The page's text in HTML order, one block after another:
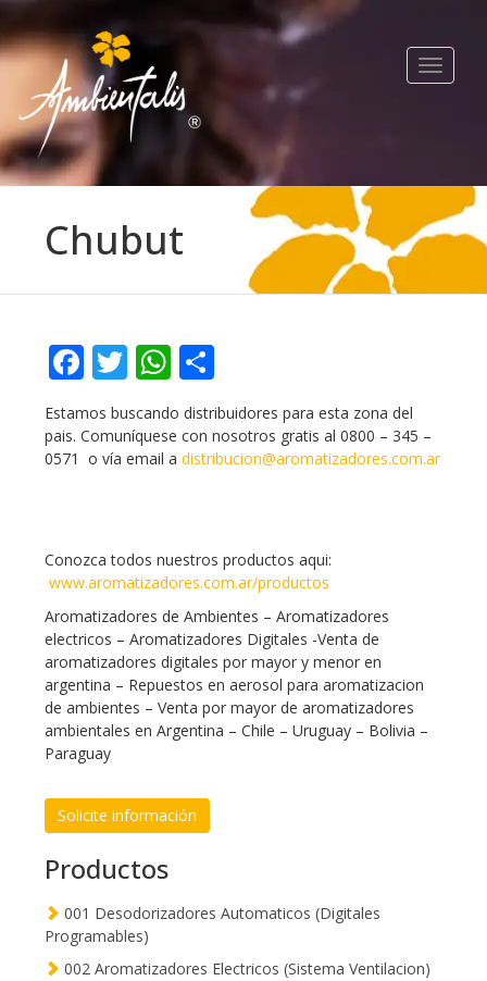
Toggle
Chubut
Facebook
TwitterWhatsApp
Estamos buscando distribuidores para esta zona del
pais. Comuníquese con nosotros gratis al 0800 – 345 –
0571 o vía email a distribucion@aromatizadores.com.ar
Conozca todos nuestros productos aqui:
www.aromatizadores.com.ar/productos
Aromatizadores de Ambientes – Aromatizadores
electricos – Aromatizadores Digitales -Venta de
aromatizadores digitales por mayor y menor en
argentina – Repuestos en aerosol para aromatizacion
de ambientes – Venta por mayor de aromatizadores
ambientales en Argentina – Chile – Uruguay – Bolivia –
Paraguay
Solicite información
Productos
001 Desodorizadores Automaticos (Digitales
Programables)
002 Aromatizadores Electricos (Sistema Ventilacion)